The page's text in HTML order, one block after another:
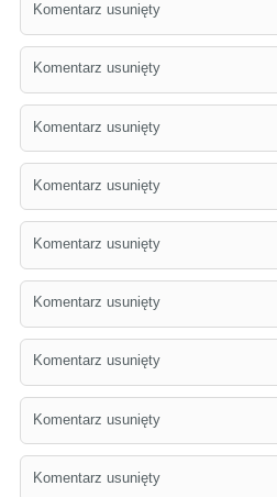
Komentarz usunięty
Komentarz usunięty
Komentarz usunięty
Komentarz usunięty
Komentarz usunięty
Komentarz usunięty
Komentarz usunięty
Komentarz usunięty
Komentarz usunięty